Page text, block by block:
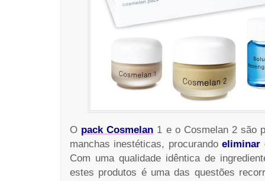
O pack Cosmelan 1 e o Cosmelan 2 são
manchas inestéticas, procurandoeliminar
Com uma qualidade idêntica de
estes produtos é uma das questões